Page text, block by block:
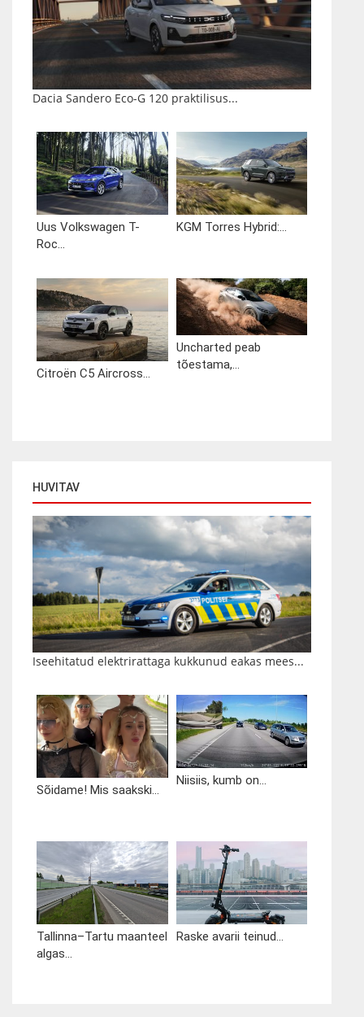
Dacia Sandero Eco-G 120 praktilisus...
Uus Volkswagen T-
Roc...
KGM Torres Hybrid:...
Citroën C5 Aircross...
Uncharted peab
tõestama,...
HUVITAV
Iseehitatud elektrirattaga kukkunud eakas mees...
Sõidame! Mis saakski...
Niisiis, kumb on...
Tallinna–Tartu maanteel
algas...
Raske avarii teinud...